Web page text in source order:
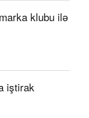
klubu ilə
iştirak